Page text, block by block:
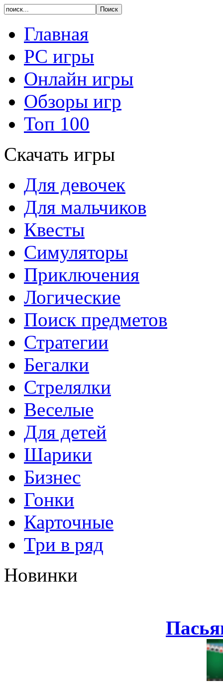
Главная
PC игры
Онлайн игры
Обзоры игр
Топ 100
Скачать игры
Для девочек
Для мальчиков
Квесты
Симуляторы
Приключения
Логические
Поиск предметов
Стратегии
Бегалки
Стрелялки
Веселые
Для детей
Шарики
Бизнес
Гонки
Карточные
Три в ряд
Новинки